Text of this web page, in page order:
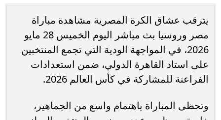
يترقب عشاق الكرة المصرية مشاهدة مباراة
مصر وروسيا بث مباشر اليوم الخميس 28 مايو
2026، في المواجهة الودية التي تجمع المنتخبين
على استاد القاهرة الدولي، ضمن استعدادات
الفراعنة للمشاركة في كأس العالم 2026.
وتحظى المباراة باهتمام واسع من الجماهير،